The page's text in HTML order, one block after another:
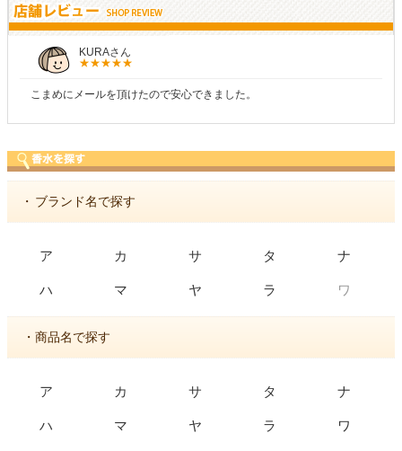
KURAさん
こまめにメールを頂けたので安心できました。
・ ブランド名で探す
ア カ サ タ ナ
ハ マ ヤ ラ ワ
・商品名で探す
ア カ サ タ ナ
ハ マ ヤ ラ ワ